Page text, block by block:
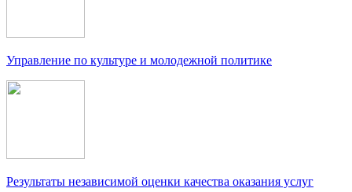
Управление по культуре и молодежной политике
Результаты независимой оценки качества оказания услуг